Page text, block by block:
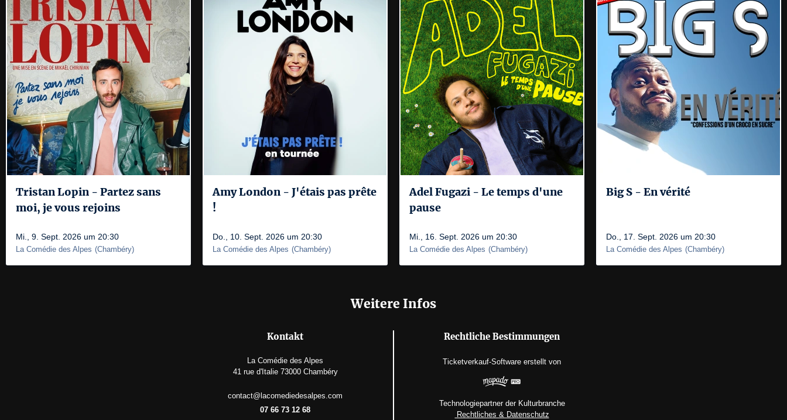
Tristan Lopin - Partez sans
moi, je vous rejoins
Mi., 9. Sept. 2026 um 20:30
La Comédie des Alpes (Chambéry)
Amy London - J'étais pas prête
!
Do., 10. Sept. 2026 um 20:30
La Comédie des Alpes (Chambéry)
Adel Fugazi - Le temps d'une
pause
Mi., 16. Sept. 2026 um 20:30
La Comédie des Alpes (Chambéry)
Big S - En vérité
Do., 17. Sept. 2026 um 20:30
La Comédie des Alpes (Chambéry)
Weitere Infos
Kontakt
La Comédie des Alpes
41 rue d'Italie 73000 Chambéry
contact@lacomediedesalpes.com
07 66 73 12 68
Rechtliche Bestimmungen
Ticketverkauf-Software erstellt von
Technologiepartner der Kulturbranche
Rechtliches & Datenschutz